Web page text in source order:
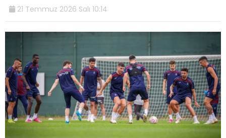
21 Temmuz 2026 Salı 10:14